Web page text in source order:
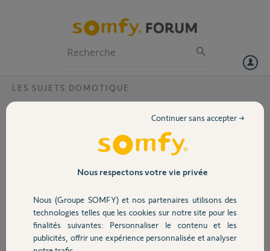
Volet
Sécurité
Domotique
LES SUJETS DOMOTIQUE
Liaison vidéophonie hs
J'essai de répondre à Jean Paul B mais je n'y arrive pas.
J'ai touché le volume et essaye de nettoyer le micro interieur cela a
avez un plan Merci
Roland Be
Roland B.
Nous respectons votre vie privée
Nous (Groupe SOMFY) et nos partenaires utilisons des
technologies telles que les cookies sur notre site pour les
finalités suivantes: Personnaliser le contenu et les
publicités, offrir une expérience personnalisée et analyser
Continuer sans accepter →